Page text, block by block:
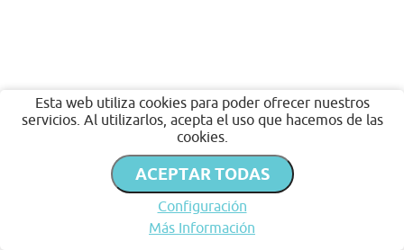
Esta web utiliza cookies para poder ofrecer nuestros
servicios. Al utilizarlos, acepta el uso que hacemos de las
cookies.
ACEPTAR TODAS
Configuración
Más Información
Publicar